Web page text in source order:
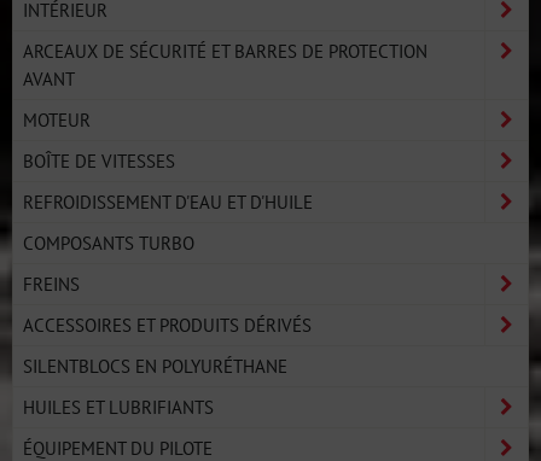
INTÉRIEUR
ARCEAUX DE SÉCURITÉ ET BARRES DE PROTECTION
AVANT
MOTEUR
BOÎTE DE VITESSES
REFROIDISSEMENT D'EAU ET D'HUILE
COMPOSANTS TURBO
FREINS
ACCESSOIRES ET PRODUITS DÉRIVÉS
SILENTBLOCS EN POLYURÉTHANE
HUILES ET LUBRIFIANTS
ÉQUIPEMENT DU PILOTE